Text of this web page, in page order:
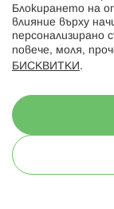
© 2026
Блокирането на
влияние върху
персонализирано
повече, моля,
БИСКВИТКИ .